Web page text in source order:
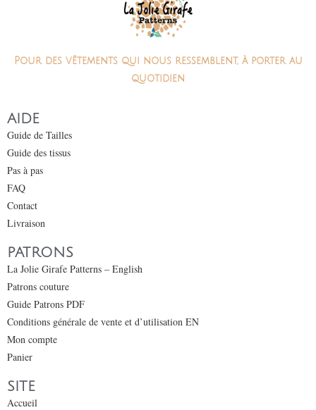
Pour des vêtements qui nous ressemblent, à porter au
quotidien
AIDE
Guide de Tailles
Guide des tissus
Pas à pas
FAQ
Contact
Livraison
PATRONS
La Jolie Girafe Patterns – English
Patrons couture
Guide Patrons PDF
Conditions générale de vente et d’utilisation EN
Mon compte
Panier
SITE
Accueil